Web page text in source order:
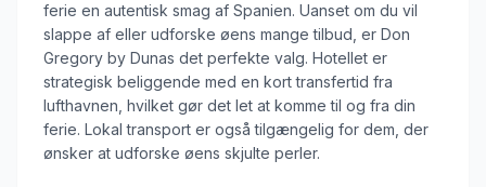
ferie en autentisk smag af Spanien. Uanset om du vil
slappe af eller udforske øens mange tilbud, er Don
Gregory by Dunas det perfekte valg. Hotellet er
strategisk beliggende med en kort transfertid fra
lufthavnen, hvilket gør det let at komme til og fra din
ferie. Lokal transport er også tilgængelig for dem, der
ønsker at udforske øens skjulte perler.